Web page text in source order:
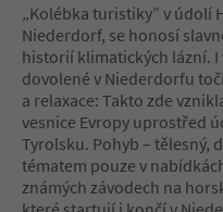
„Kolébka turistiky” v údolí
Niederdorf, se honosí
historií klimatických lázní. I
dovolené v Niederdorfu
a relaxace: Takto zde
vesnice Evropy uprostřed
Tyrolsku. Pohyb – tělesný,
tématem pouze v
známých závodech na